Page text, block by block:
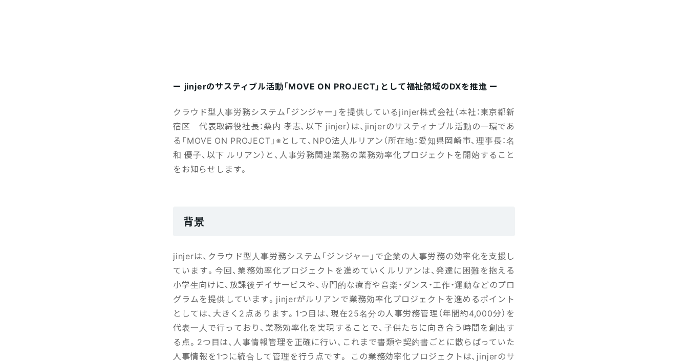
ー jinjerのサスティブル活動「MOVE ON PROJECT」として福祉領域のDXを推進 ー
クラウド型人事労務システム「ジンジャー」を提供しているjinjer株式会社（本社：東京都新
宿区 代表取締役社長：桑内 孝志、以下 jinjer）は、jinjerのサスティナブル活動の一環であ
る「MOVE ON PROJECT」※として、NPO法人ルリアン（所在地：愛知県岡崎市、理事長：名
和 優子、以下 ルリアン）と、人事労務関連業務の業務効率化プロジェクトを開始すること
をお知らせします。
背景
jinjerは、クラウド型人事労務システム「ジンジャー」で企業の人事労務の効率化を支援し
ています。今回、業務効率化プロジェクトを進めていくルリアンは、発達に困難を抱える
小学生向けに、放課後デイサービスや、専門的な療育や音楽・ダンス・工作・運動などのプロ
グラムを提供しています。jinjerがルリアンで業務効率化プロジェクトを進めるポイント
としては、大きく2点あります。1つ目は、現在25名分の人事労務管理（年間約4,000分）を
代表一人で行っており、業務効率化を実現することで、子供たちに向き合う時間を創出す
る点。2つ目は、人事情報管理を正確に行い、これまで書類や契約書ごとに散らばっていた
人事情報を1つに統合して管理を行う点です。 この業務効率化プロジェクトは、jinjerのサ